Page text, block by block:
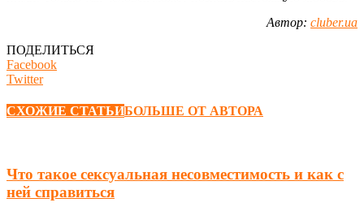
Автор: cluber.ua
ПОДЕЛИТЬСЯ
Facebook
Twitter
СХОЖИЕ СТАТЬИБОЛЬШЕ ОТ АВТОРА
Что такое сексуальная несовместимость и как с
ней справиться